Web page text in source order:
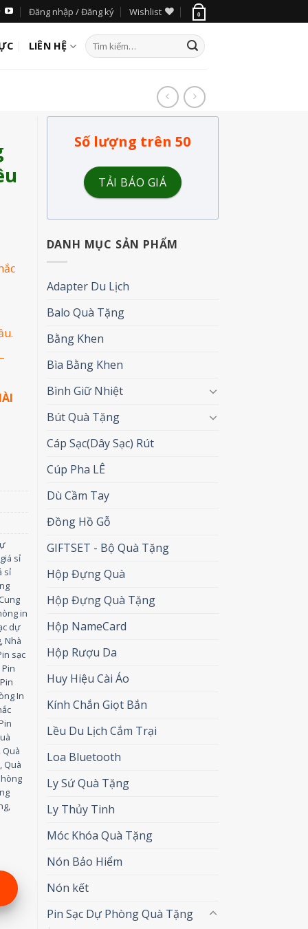
Đăng nhập / Đăng ký Wishlist 0
LIÊN HỆ
sỉ
sỉ
in
dự
,Nhà
sạc
Pin
In
Quà
, Quà
,
Số lượng trên 50
TẢI BÁO GIÁ
DANH MỤC SẢN PHẨM
Adapter Du Lịch
Balo Quà Tặng
Bằng Khen
Bìa Bằng Khen
Bình Giữ Nhiệt
Bút Quà Tặng
Cáp Sạc(Dây Sạc) Rút
Cúp Pha LÊ
Dù Cầm Tay
Đồng Hồ Gỗ
GIFTSET - Bộ Quà Tặng
Hộp Đựng Quà
Hộp Đựng Quà Tặng
Hộp NameCard
Hộp Rượu Da
Huy Hiệu Cài Áo
Kính Chắn Giọt Bắn
Lều Du Lịch Cắm Trại
Loa Bluetooth
Ly Sứ Quà Tặng
Ly Thủy Tinh
Móc Khóa Quà Tặng
Nón Bảo Hiểm
Nón kết
Pin Sạc Dự Phòng Quà Tặng